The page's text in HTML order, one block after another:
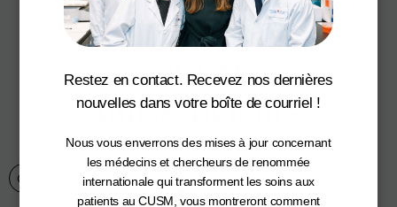
Fondation du
CUSM
unissent leurs
forces
Communiqués de presse 24 February 2021
Restez en contact. Recevez nos dernières
nouvelles dans votre boîte de courriel !
Nous vous enverrons des mises à jour concernant
les médecins et chercheurs de renommée
internationale qui transforment les soins aux
patients au CUSM, vous montreront comment